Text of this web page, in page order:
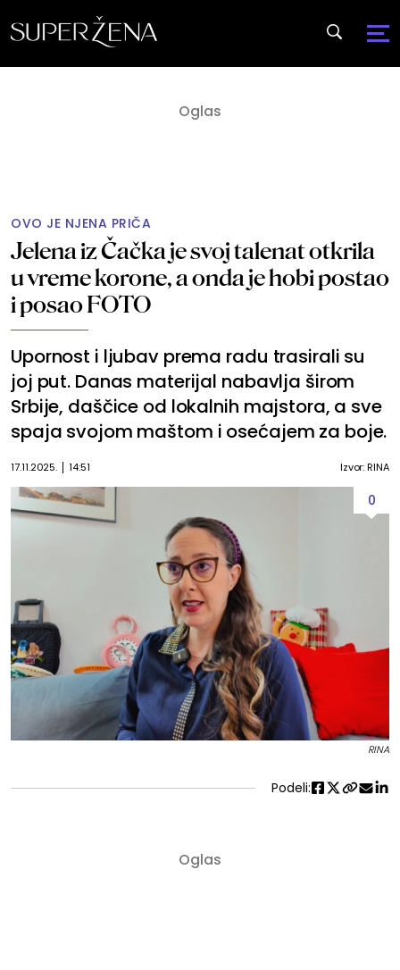
OVO JE NJENA PRIČA
Jelena iz Čačka je svoj talenat otkrila
u vreme korone, a onda je hobi postao
i posao FOTO
Upornost i ljubav prema radu trasirali su
joj put. Danas materijal nabavlja širom
Srbije, daščice od lokalnih majstora, a sve
spaja svojom maštom i osećajem za boje.
17.11.2025. 14:51 Izvor: RINA
0
RINA
Podeli: